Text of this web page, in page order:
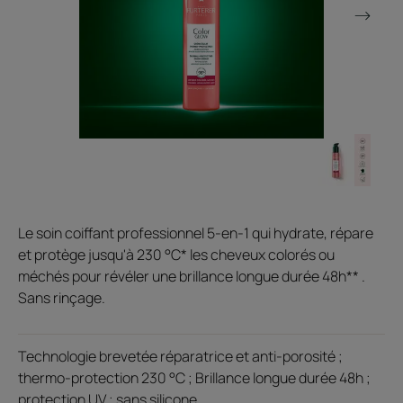
Le soin coiffant professionnel 5-en-1 qui hydrate, répare
et protège jusqu'à 230 °C* les cheveux colorés ou
méchés pour révéler une brillance longue durée 48h** .
Sans rinçage.
Technologie brevetée réparatrice et anti-porosité ;
thermo-protection 230 °C ; Brillance longue durée 48h ;